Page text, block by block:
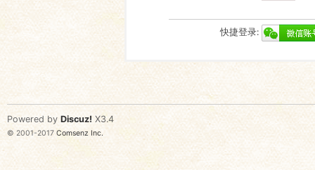
快捷登录:
Powered by Discuz! X3.4
© 2001-2017 Comsenz Inc.